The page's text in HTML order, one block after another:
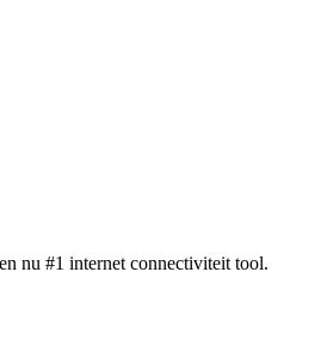
nu #1 internet connectiviteit tool.